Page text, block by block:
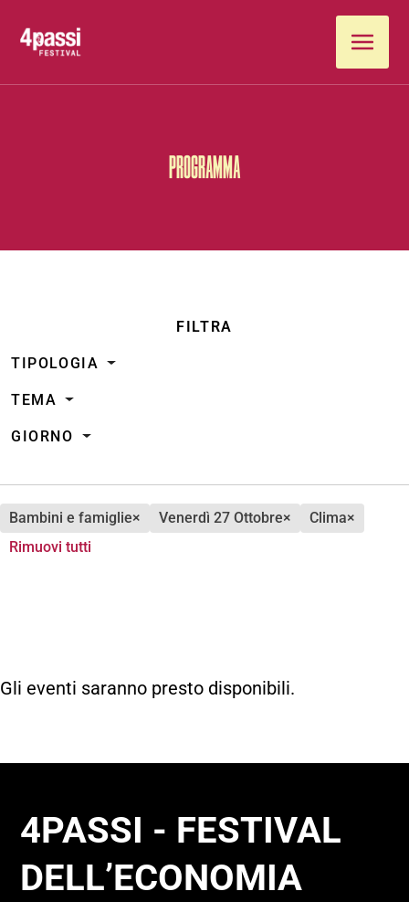
PROGRAMMA
FILTRA
TIPOLOGIA
TEMA
GIORNO
bambini e famiglie× venerdì 27 Ottobre× clima×
Rimuovi tutti
Gli eventi saranno presto disponibili.
4PASSI - FESTIVAL
DELL’ECONOMIA